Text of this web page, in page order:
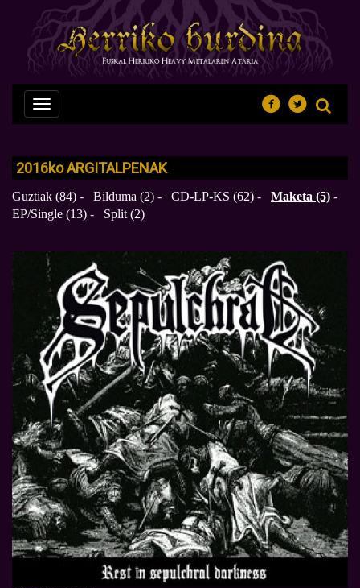
Nabegazioa
ireki
2016koARGITALPENAK
Guztiak (84) - Bilduma (2) - CD-LP-KS (62) - Maketa (5) -
EP/Single (13) - Split (2)